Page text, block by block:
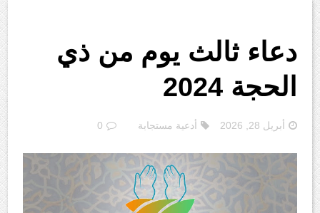
دعاء ثالث يوم من ذي
الحجة 2024
أبريل 28, 2026 أدعية مستجابة 0